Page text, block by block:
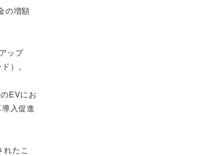
の増額
ップ
）。
EVにお
入促進
れたこ